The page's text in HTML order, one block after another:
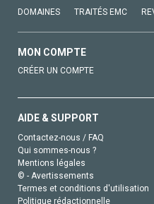
DOMAINES TRAITÉS EMC
MON COMPTE
CRÉER UN COMPTE
AIDE & SUPPORT
Contactez-nous / FAQ
Qui sommes-nous ?
Mentions légales
© - Avertissements
Termes et conditions d'utilisation
Politique rédactionnelle